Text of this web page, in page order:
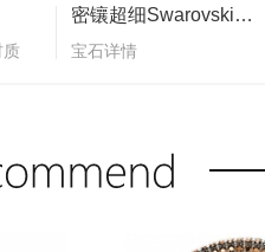
密镶超细Swarovski仿水晶和玫瑰金色镀层
宝石详情